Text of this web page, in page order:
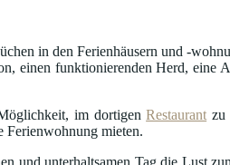
in den Ferienhäusern und -
funktionierenden Herd, eine
im dortigenRestaurant zu
Ferienwohnung mieten.
und unterhaltsamen Tag die Lust